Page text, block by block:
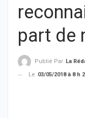
part de
Publié Par La Rédaction De
Le 03/05/2018 à 8 h